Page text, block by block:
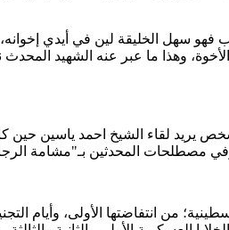
فهو سهل الخليقة لين في أيدي
وهذا ما عبر عنه الشهيد المحدث
شخص يريد لقاء الشيخ احمد ياسين
من انتفاضتها الأولى، وأيام